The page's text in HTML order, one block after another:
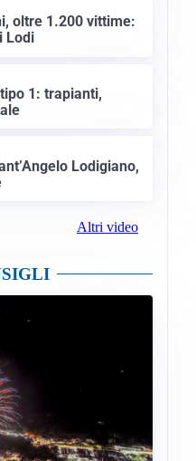
oltre 1.200 vittime:
Lodi
1: trapianti,
Lodigiano,
Altri video